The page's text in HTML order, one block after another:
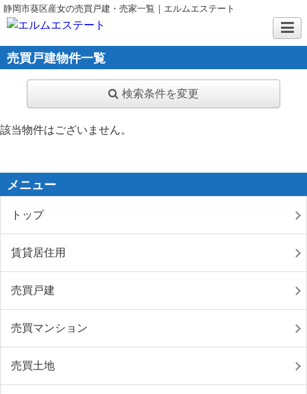
静岡市葵区産女の売買戸建・売家一覧｜エルムエステート
売買戸建物件一覧
検索条件を変更
該当物件はございません。
メニュー
トップ
賃貸居住用
売買戸建
売買マンション
売買土地